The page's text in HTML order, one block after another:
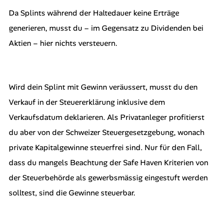
Da Splints während der Haltedauer keine Erträge
generieren, musst du – im Gegensatz zu Dividenden bei
Aktien – hier nichts versteuern.
Wird dein Splint mit Gewinn veräussert, musst du den
Verkauf in der Steuererklärung inklusive dem
Verkaufsdatum deklarieren. Als Privatanleger profitierst
du aber von der Schweizer Steuergesetzgebung, wonach
private Kapitalgewinne steuerfrei sind. Nur für den Fall,
dass du mangels Beachtung der Safe Haven Kriterien von
der Steuerbehörde als gewerbsmässig eingestuft werden
solltest, sind die Gewinne steuerbar.